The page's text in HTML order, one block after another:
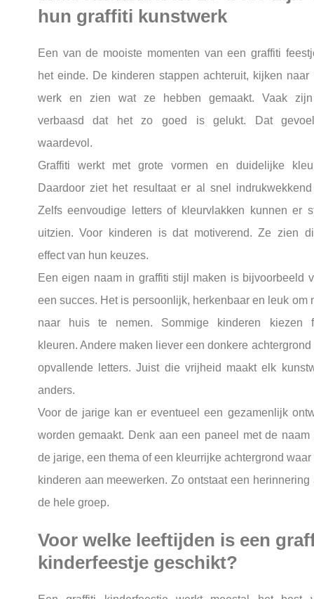
hun graffiti kunstwerk
Een van de mooiste momenten van een graffiti
het einde. De kinderen stappen achteruit, kijken naar
werk en zien wat ze hebben gemaakt. Vaak
verbaasd dat het zo goed is gelukt. Dat
waardevol.
Graffiti werkt met grote vormen en duidelijke
Daardoor ziet het resultaat er al snel
Zelfs eenvoudige letters of kleurvlakken kunnen er
uitzien. Voor kinderen is dat motiverend. Ze zien
effect van hun keuzes.
Een eigen naam in graffiti stijl maken is bijvoorbeeld
een succes. Het is persoonlijk, herkenbaar en leuk om
naar huis te nemen. Sommige kinderen kiezen
kleuren. Andere maken liever een donkere achtergrond
opvallende letters. Juist die vrijheid maakt elk
anders.
Voor de jarige kan er eventueel een gezamenlijk
worden gemaakt. Denk aan een paneel met de naam
de jarige, een thema of een kleurrijke achtergrond waar
kinderen aan meewerken. Zo ontstaat een herinnering
de hele groep.
Voor welke leeftijden is een
kinderfeestje geschikt?